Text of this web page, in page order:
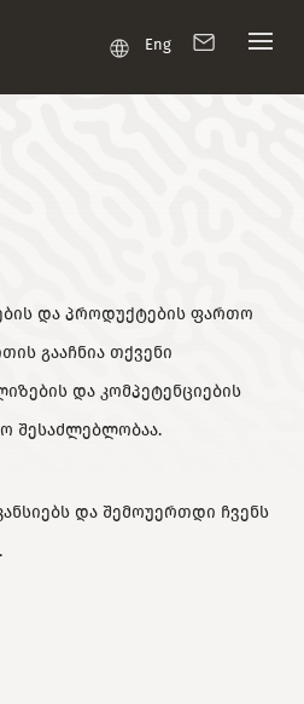
Eng
და პროდუქტების ფართო
გააჩნია თქვენი
და კომპეტენციების
შესაძლებლობაა.
და შემოუერთდი ჩვენს